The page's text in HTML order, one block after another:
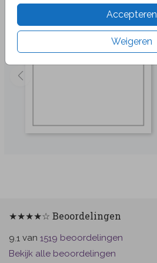
Accepteren
Weigeren
★★★★☆ Beoordelingen
9.1 van 1519 beoordelingen
Bekijk alle beoordelingen